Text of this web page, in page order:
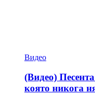
Видео
(Видео)
която никога